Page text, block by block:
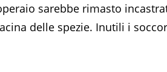
sarebbe rimasto
delle spezie. Inutili i